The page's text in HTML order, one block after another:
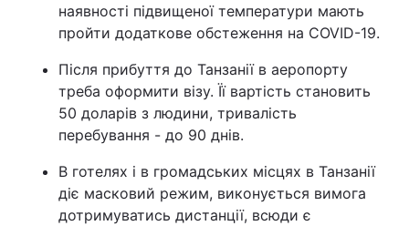
наявності підвищеної температури мають
пройти додаткове обстеження на COVID-19.
Після прибуття до Танзанії в аеропорту
треба оформити візу. Її вартість становить
50 доларів з людини, тривалість
перебування - до 90 днів.
В готелях і в громадських місцях в Танзанії
діє масковий режим, виконується вимога
дотримуватись дистанції, всюди є